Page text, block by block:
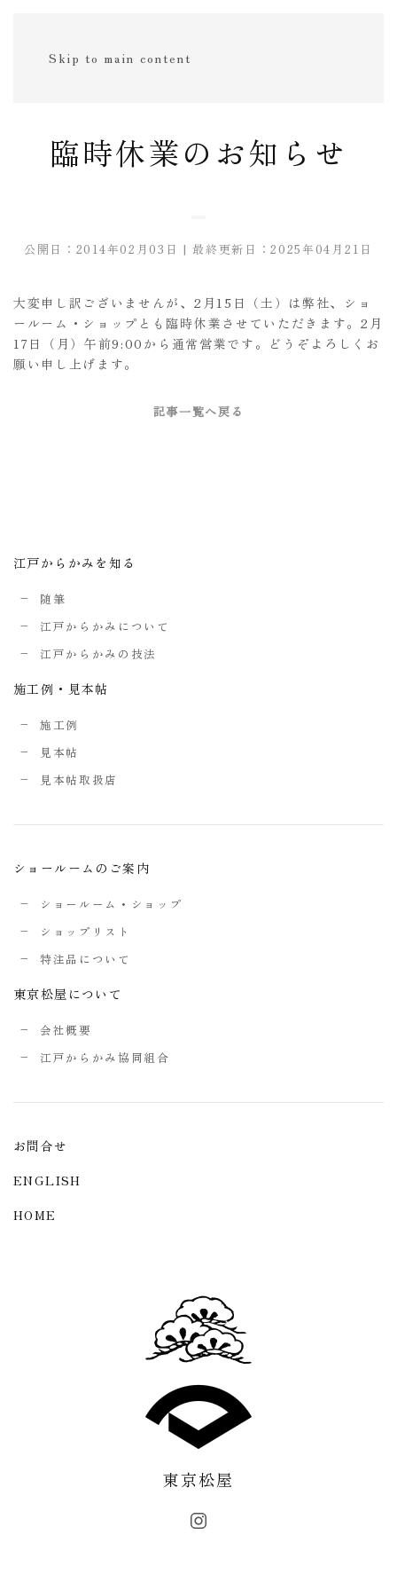
Skip to main content
臨時休業のお知らせ
公開日：2014年02月03日 | 最終更新日：2025年04月21日
大変申し訳ございませんが、2月15日（土）は弊社、ショ
ールーム・ショップとも臨時休業させていただきます。2月
17日（月）午前9:00から通常営業です。どうぞよろしくお
願い申し上げます。
記事一覧へ戻る
江戸からかみを知る
随筆
江戸からかみについて
江戸からかみの技法
施工例・見本帖
施工例
見本帖
見本帖取扱店
ショールームのご案内
ショールーム・ショップ
ショップリスト
特注品について
東京松屋について
会社概要
江戸からかみ協同組合
お問合せ
ENGLISH
HOME
東京松屋